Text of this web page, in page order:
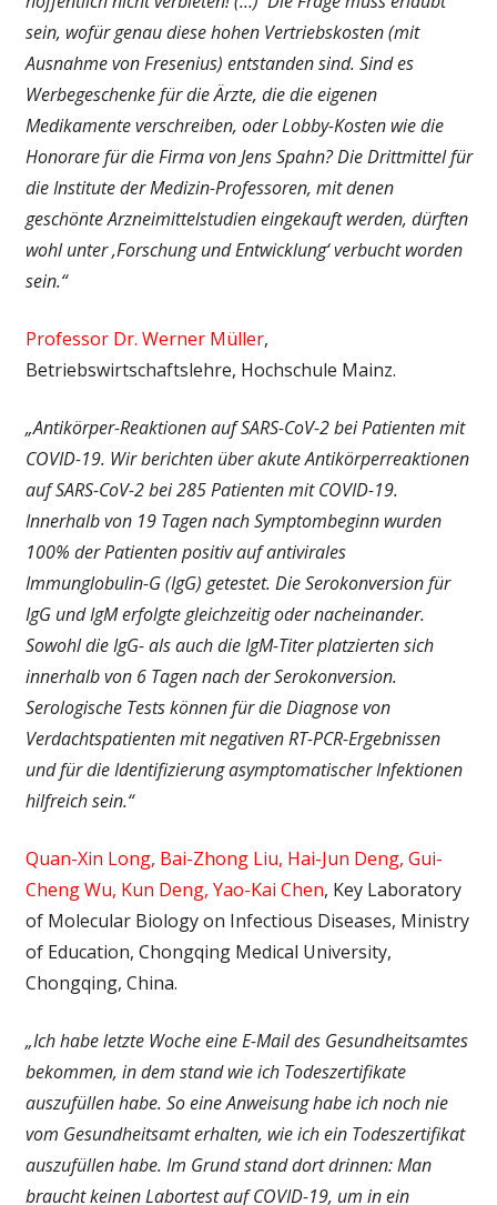
sein, wofür genau diese hohen Vertriebskosten (mit
Ausnahme von Fresenius) entstanden sind. Sind es
Werbegeschenke für die Ärzte, die die eigenen
Medikamente verschreiben, oder Lobby-Kosten wie die
Honorare für die Firma von Jens Spahn? Die Drittmittel für
die Institute der Medizin-Professoren, mit denen
geschönte Arzneimittelstudien eingekauft werden, dürften
wohl unter ‚Forschung und Entwicklung‘ verbucht worden
sein.“
Professor Dr. Werner Müller,
Betriebswirtschaftslehre, Hochschule Mainz.
„Antikörper-Reaktionen auf SARS-CoV-2 bei Patienten mit
COVID-19. Wir berichten über akute Antikörperreaktionen
auf SARS-CoV-2 bei 285 Patienten mit COVID-19.
Innerhalb von 19 Tagen nach Symptombeginn wurden
100% der Patienten positiv auf antivirales
Immunglobulin-G (IgG) getestet. Die Serokonversion für
IgG und IgM erfolgte gleichzeitig oder nacheinander.
Sowohl die IgG- als auch die IgM-Titer platzierten sich
innerhalb von 6 Tagen nach der Serokonversion.
Serologische Tests können für die Diagnose von
Verdachtspatienten mit negativen RT-PCR-Ergebnissen
und für die Identifizierung asymptomatischer Infektionen
hilfreich sein.“
Quan-Xin Long, Bai-Zhong Liu, Hai-Jun Deng, Gui-
Cheng Wu, Kun Deng, Yao-Kai Chen, Key Laboratory
of Molecular Biology on Infectious Diseases, Ministry
of Education, Chongqing Medical University,
Chongqing, China.
„Ich habe letzte Woche eine E-Mail des Gesundheitsamtes
bekommen, in dem stand wie ich Todeszertifikate
auszufüllen habe. So eine Anweisung habe ich noch nie
vom Gesundheitsamt erhalten, wie ich ein Todeszertifikat
auszufüllen habe. Im Grund stand dort drinnen: Man
braucht keinen Labortest auf COVID-19, um in ein